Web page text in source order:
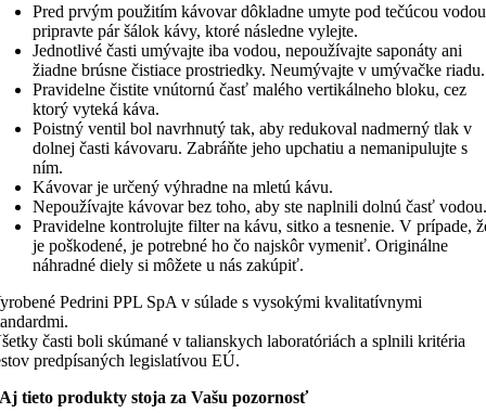
Pred prvým použitím kávovar dôkladne umyte pod tečúcou
pripravte pár šálok kávy, ktoré následne vylejte.
Jednotlivé časti umývajte iba vodou, nepoužívajte saponáty ani
žiadne brúsne čistiace prostriedky. Neumývajte v umývačke riadu.
Pravidelne čistite vnútornú časť malého vertikálneho bloku, cez
ktorý vyteká káva.
Poistný ventil bol navrhnutý tak, aby redukoval nadmerný tlak v
dolnej časti kávovaru. Zabráňte jeho upchatiu a nemanipulujte s
ním.
Kávovar je určený výhradne na mletú kávu.
Nepoužívajte kávovar bez toho, aby ste naplnili dolnú časť
Pravidelne kontrolujte filter na kávu, sitko a tesnenie. V prípade,
je poškodené, je potrebné ho čo najskôr vymeniť. Originálne
náhradné diely si môžete u nás zakúpiť.
Pedrini PPL SpA v súlade s vysokými kvalitatívnymi
časti boli skúmané v talianskych laboratóriách a splnili kritéria
predpísaných legislatívou EÚ.
Aj tieto produkty stoja za Vašu pozornosť